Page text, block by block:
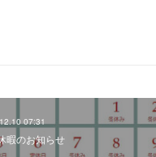
07:31
暇のお知らせ